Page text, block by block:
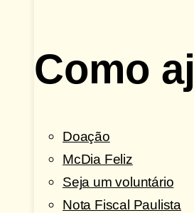
Como
Doação
McDia Feliz
Seja um voluntário
Nota Fiscal Paulista